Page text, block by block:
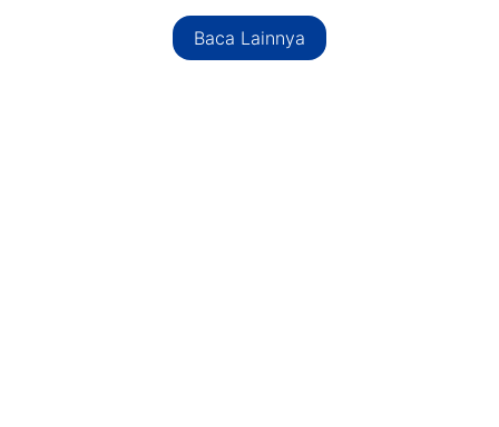
Baca Lainnya